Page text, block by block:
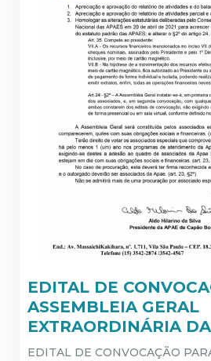
EDITAL DE
ASSEMBLEIA GERAL
EXTRAORDINÁRIA
EDITAL DE CONVOCAÇÃO